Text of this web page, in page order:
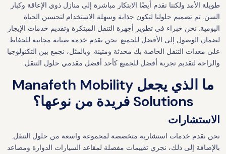
طويلة الأمد ولكننا نقدم أيضًا الابتكار مباشرة إلى منازل ذوي الإعاقة وكبار
السن. تم تصميم حلولنا لتكون جذابة وسهلة الاستخدام لتحسين الحياة
اليومية. نحن خبراء في تطوير أجهزة التنقل المبتكرة وتقديم خدمات الإيجار
لضمان الوصول إلى الأفضل للجميع. نحن نقدم خدمة صيانة مجانية للحفاظ
على معدات التنقل الخاصة بك محدثة ومتينة. وبالمثل، نجمع بين التكنولوجيا
والراحة لتقديم تجربة أفضل للجميع كأحد أفضل مقدمي حلول التنقل.
ما الذي يجعل Manafeth Mobility
Solutions فريدة من نوعها؟
الاستشارات
نحن نقدم خدمات استشارية متخصصة لمجموعة واسعة من حلول التنقل.
بالإضافة إلى ذلك، نجري تقييمات مفصلة لمقاعد السيارات الدوارة ومصاعد